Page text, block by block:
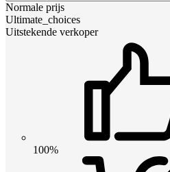
Normale prijs
Ultimate_choices
Uitstekende verkoper
100%